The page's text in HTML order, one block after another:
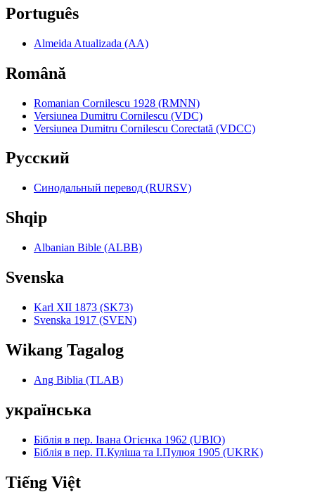
Português
Almeida Atualizada (AA)
Română
Romanian Cornilescu 1928 (RMNN)
Versiunea Dumitru Cornilescu (VDC)
Versiunea Dumitru Cornilescu Corectată (VDCC)
Pyccкий
Синодальный перевод (RURSV)
Shqip
Albanian Bible (ALBB)
Svenska
Karl XII 1873 (SK73)
Svenska 1917 (SVEN)
Wikang Tagalog
Ang Biblia (TLAB)
українська
Біблія в пер. Івана Огієнка 1962 (UBIO)
Біблія в пер. П.Куліша та І.Пулюя 1905 (UKRK)
Tiếng Việt